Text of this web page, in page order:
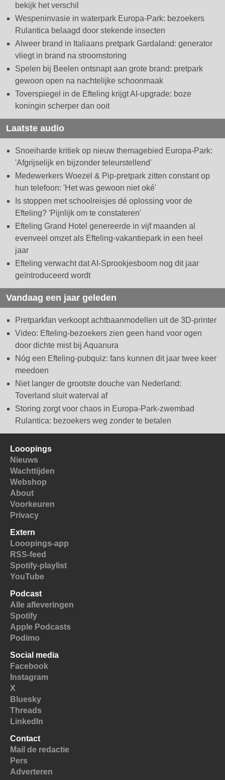
bekijk het verschil
Wespeninvasie in waterpark Europa-Park: bezoekers
Rulantica belaagd door stekende insecten
Alweer brand in Italiaans pretpark Gardaland: generator
vliegt in brand na stroomstoring
Spelen bij Beelen ontsnapt aan grote brand: pretpark
gewoon open na nachtelijke schoonmaak
Toverspiegel in de Efteling krijgt AI-upgrade: boze
koningin scherper dan ooit
Laatste audio
Snoeiharde kritiek op nieuw themagebied Europa-Park:
'Afgrijselijk en bijzonder teleurstellend'
Medewerkers Woezel & Pip-pretpark zitten constant op
hun telefoon: 'Het was gewoon niet oké'
Is stoppen met schoolreisjes dé oplossing voor de
Efteling? 'Pijnlijk om te constateren'
Efteling Grand Hotel genereerde in vijf maanden al
evenveel omzet als Efteling-vakantiepark in een heel
jaar
Efteling verwacht dat AI-Sprookjesboom nog dit jaar
geïntroduceerd wordt
Vandaag een jaar geleden
Pretparkfan verkoopt achtbaanmodellen uit de 3D-printer
Video: Efteling-bezoekers zien geen hand voor ogen
door dichte mist bij Aquanura
Nóg een Efteling-pubquiz: fans kunnen dit jaar twee keer
meedoen
Niet langer de grootste douche van Nederland:
Toverland sluit waterval af
Storing zorgt voor chaos in Europa-Park-zwembad
Rulantica: bezoekers weg zonder te betalen
Looopings
Nieuws
Wachttijden
Webshop
About
Voorkeuren
Privacy
Extern
Looopings-app
RSS-feed
Spotify-playlist
YouTube
Podcast
Alle afleveringen
Spotify
Apple Podcasts
Podimo
Social media
Facebook
Instagram
X
Bluesky
Threads
LinkedIn
Contact
Mail de redactie
Pers
Adverteren